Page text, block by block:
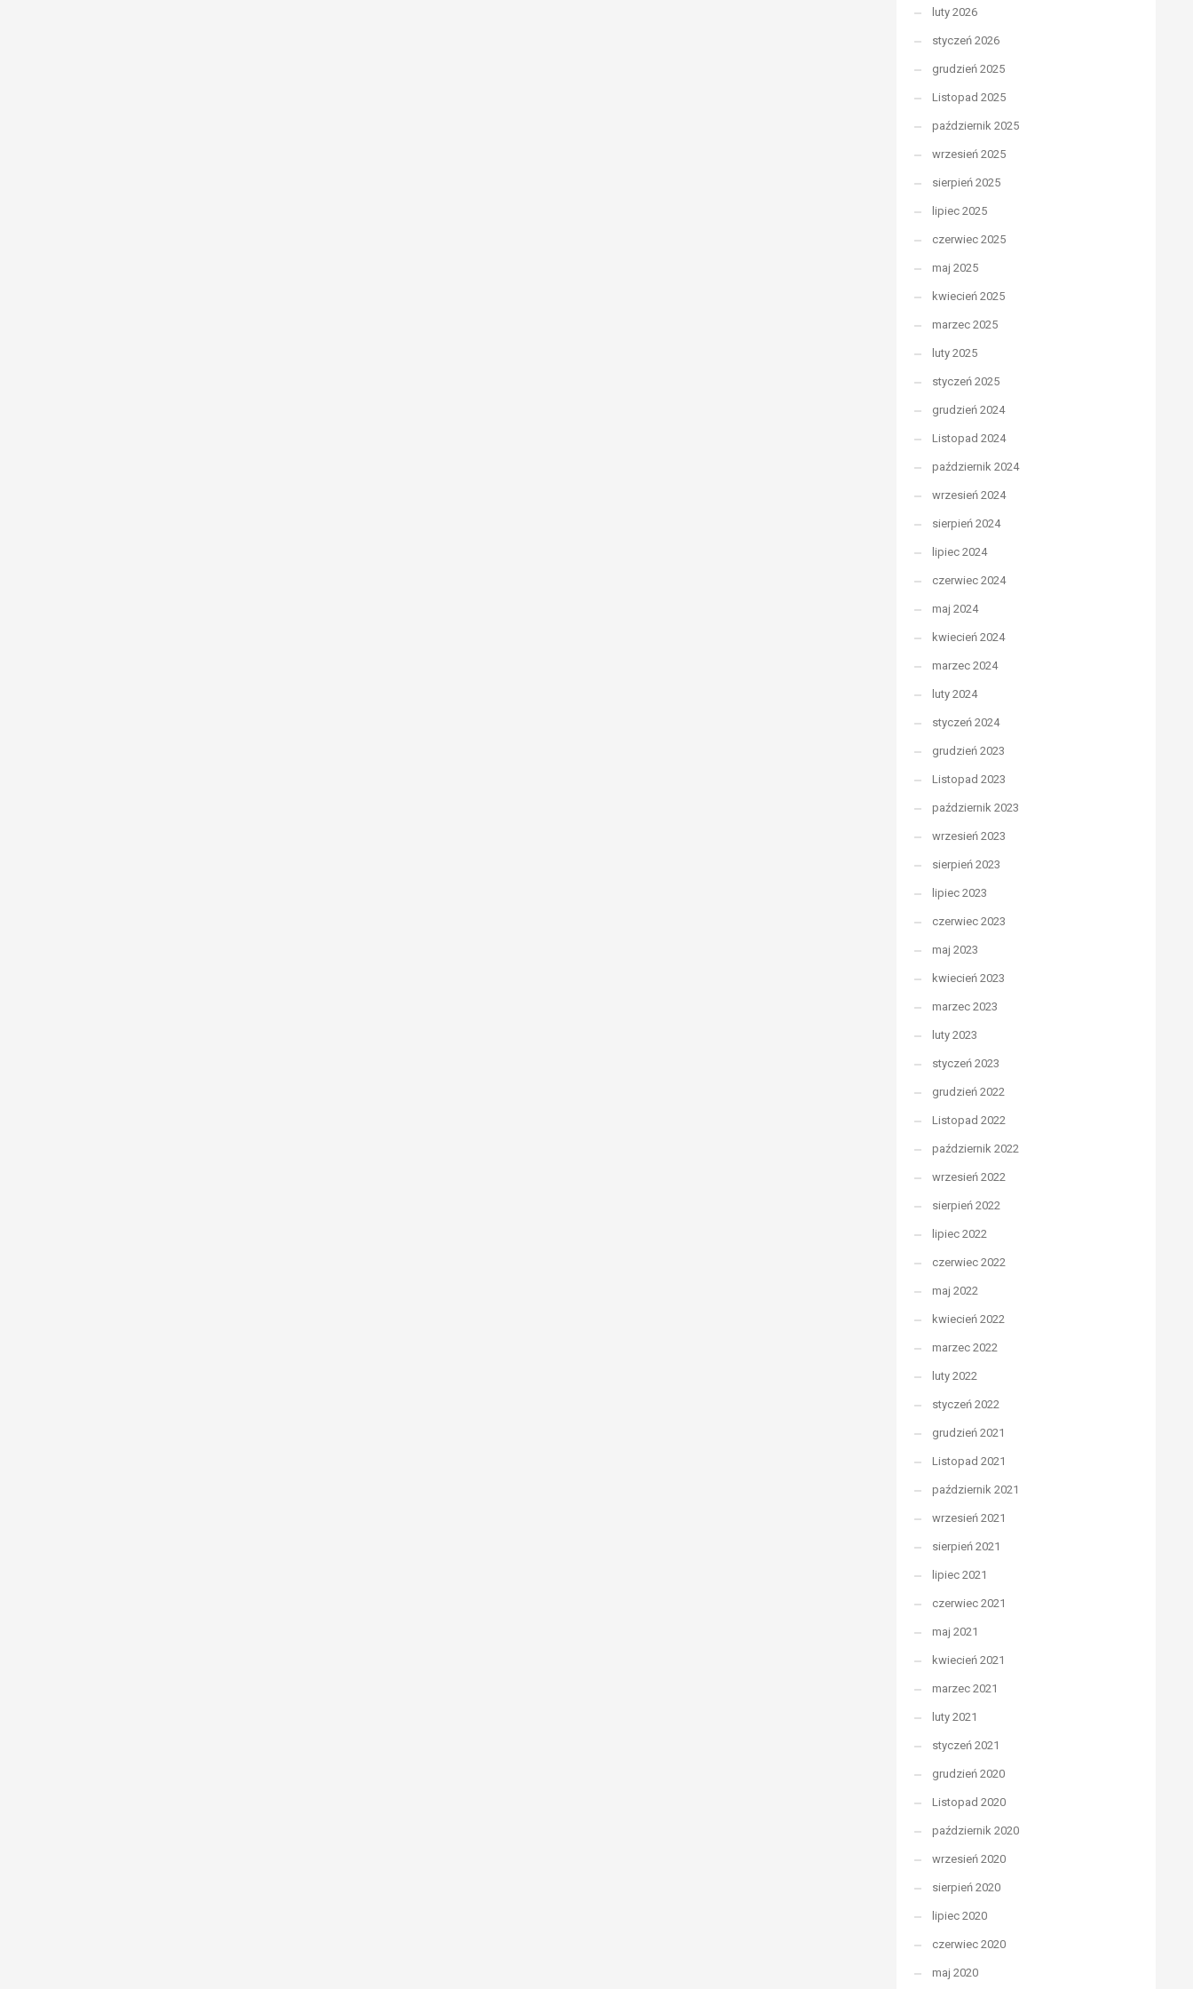
luty 2026
styczeń 2026
grudzień 2025
Listopad 2025
październik 2025
wrzesień 2025
sierpień 2025
lipiec 2025
czerwiec 2025
maj 2025
kwiecień 2025
marzec 2025
luty 2025
styczeń 2025
grudzień 2024
Listopad 2024
październik 2024
wrzesień 2024
sierpień 2024
lipiec 2024
czerwiec 2024
maj 2024
kwiecień 2024
marzec 2024
luty 2024
styczeń 2024
grudzień 2023
Listopad 2023
październik 2023
wrzesień 2023
sierpień 2023
lipiec 2023
czerwiec 2023
maj 2023
kwiecień 2023
marzec 2023
luty 2023
styczeń 2023
grudzień 2022
Listopad 2022
październik 2022
wrzesień 2022
sierpień 2022
lipiec 2022
czerwiec 2022
maj 2022
kwiecień 2022
marzec 2022
luty 2022
styczeń 2022
grudzień 2021
Listopad 2021
październik 2021
wrzesień 2021
sierpień 2021
lipiec 2021
czerwiec 2021
maj 2021
kwiecień 2021
marzec 2021
luty 2021
styczeń 2021
grudzień 2020
Listopad 2020
październik 2020
wrzesień 2020
sierpień 2020
lipiec 2020
czerwiec 2020
maj 2020